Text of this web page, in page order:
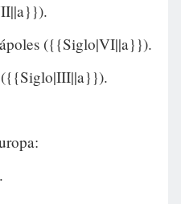
({{Siglo|VI||a}}).
({{Siglo|III||a}}).